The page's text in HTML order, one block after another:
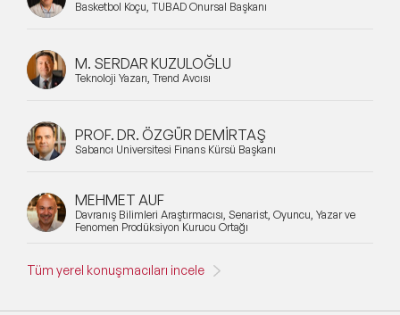
Basketbol Koçu, TÜBAD Onursal Başkanı
M. SERDAR KUZULOĞLU
Teknoloji Yazarı, Trend Avcısı
PROF. DR. ÖZGÜR DEMİRTAŞ
Sabancı Üniversitesi Finans Kürsü Başkanı
MEHMET AUF
Davranış Bilimleri Araştırmacısı, Senarist, Oyuncu, Yazar ve
Fenomen Prodüksiyon Kurucu Ortağı
Tüm yerel konuşmacıları incele